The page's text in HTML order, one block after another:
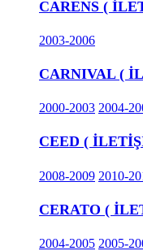
CARENS (
2003-2006
CARNIVAL (
2000-2003 2004-
CEED (
2008-2009 2010-
CERATO (
2004-2005 2005-